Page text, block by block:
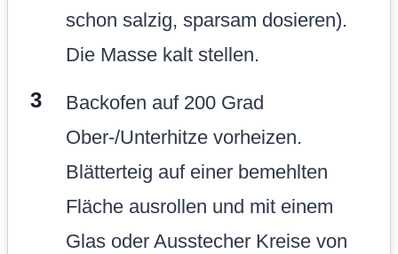
schon salzig, sparsam dosieren).
Die Masse kalt stellen.
Backofen auf 200 Grad
Ober-/Unterhitze vorheizen.
Blätterteig auf einer bemehlten
Fläche ausrollen und mit einem
Glas oder Ausstecher Kreise von